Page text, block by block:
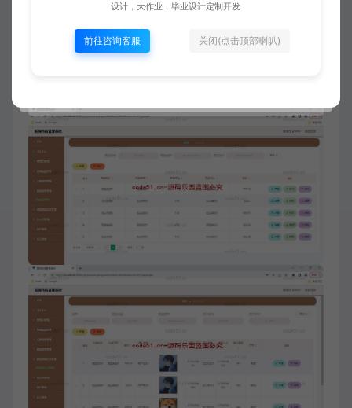
设计，大作业，毕业设计定制开发
前往咨询客服 关闭(点击顶部喇叭)